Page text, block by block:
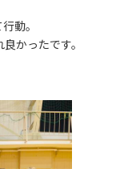
動。
かったです。